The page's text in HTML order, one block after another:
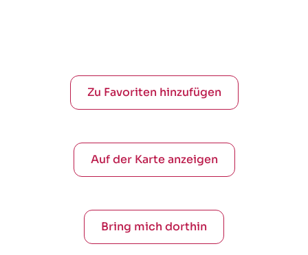
Zu Favoriten hinzufügen
Auf der Karte anzeigen
Bring mich dorthin